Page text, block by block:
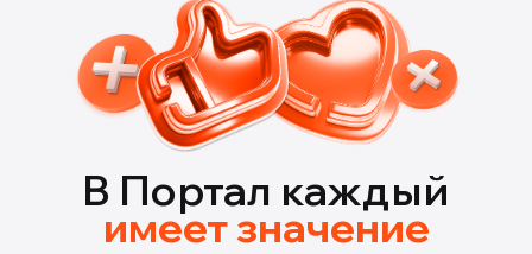
В Портал каждый
имеет значение